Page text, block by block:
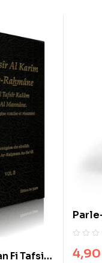
Fi Tafsir
est
4,90